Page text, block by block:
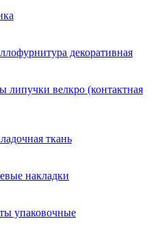
декоративная
липучки велкро (контактная
ткань
накладки
упаковочные